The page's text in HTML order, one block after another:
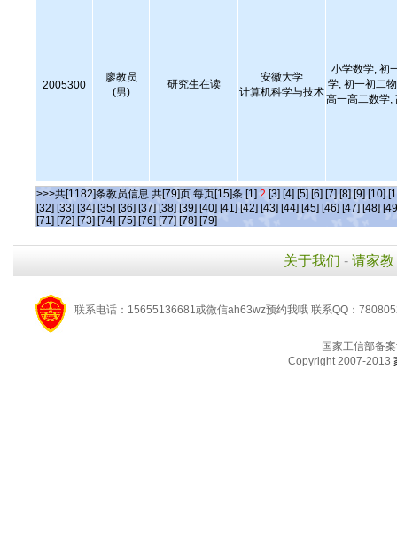
2005300
廖教员
(男)
研究生在读
安徽大学
计算机科学与技术
小学数学, 初
学, 初一初二
高一高二数学,
>>>共[1182]条教员信息 共[79]页 每页[15]条 [1] 2 [3] [4] [5] [6] [7] [8] [9] [10]
[32] [33] [34] [35] [36] [37] [38] [39] [40] [41] [42] [43] [44] [45] [46] [47] [48]
[71] [72] [73] [74] [75] [76] [77] [78] [79]
关于我们 - 请家教
联系电话：15655136681或微信ah63wz预约我哦 联系QQ：
国家工信部备
Copyright 2007-2013